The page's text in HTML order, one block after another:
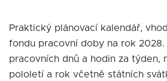
Praktický plánovací kalendář,
fondu pracovní doby na rok
pracovních dnů a hodin za týden,
pololetí a rok včetně státních